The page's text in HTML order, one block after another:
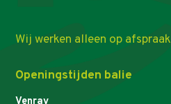
Wij werken alleen op afspraak
Openingstijden balie